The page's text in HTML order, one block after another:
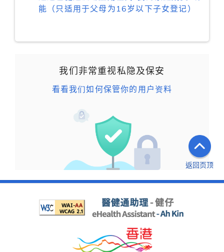
能（只适用于父母为16岁以下子女登记）
我们非常重视私隐及保安
看看我们如何保管你的用户资料
返回页顶